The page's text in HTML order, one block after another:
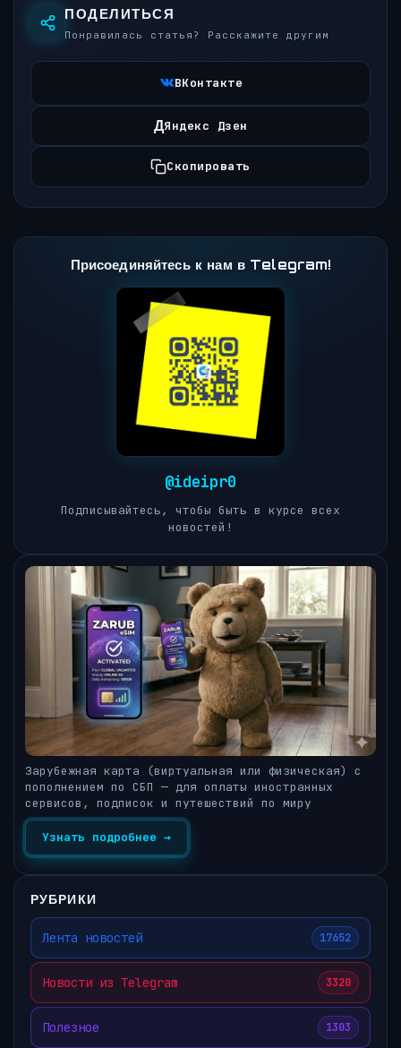
ПОДЕЛИТЬСЯ
Понравилась статья? Расскажите другим
ВКонтакте
ДЯндекс Дзен
Скопировать
Присоединяйтесь к нам в Telegram!
@ideipr0
Подписывайтесь, чтобы быть в курсе всех
новостей!
Зарубежная карта (виртуальная или физическая) с
пополнением по СБП — для оплаты иностранных
сервисов, подписок и путешествий по миру
Узнать подробнее →
РУБРИКИ
Лента новостей 17652
Новости из Telegram 3320
Полезное 1303